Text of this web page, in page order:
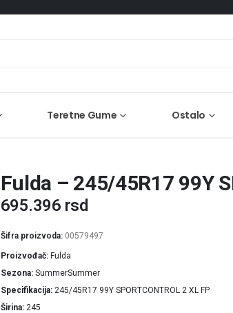
Teretne Gume Ostalo
Fulda – 245/45R17 99Y
695.396 rsd
Šifra proizvoda: 00579497
Proizvođač Fulda
Sezona SummerSummer
Specifikacija 245/45R17 99Y SPORTCONTROL 2 XL FP
Širina 245